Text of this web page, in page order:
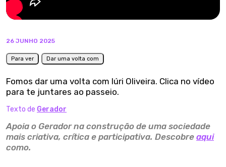
26 JUNHO 2025
Para ver Dar uma volta com
Fomos dar uma volta com Iúri Oliveira. Clica no vídeo
para te juntares ao passeio.
Texto de Gerador
Apoia o Gerador na construção de uma sociedade
mais criativa, crítica e participativa. Descobre aqui
como.